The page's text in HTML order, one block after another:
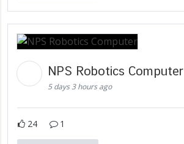
NPS Robotics Computer
5 days 3 hours ago
24 1